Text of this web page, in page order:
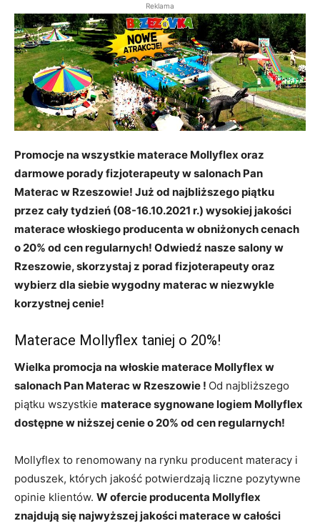
Reklama
Promocje na wszystkie materace Mollyflex oraz
darmowe porady fizjoterapeuty w salonach Pan
Materac w Rzeszowie! Już od najbliższego piątku
przez cały tydzień (08-16.10.2021 r.) wysokiej jakości
materace włoskiego producenta w obniżonych cenach
o 20% od cen regularnych! Odwiedź nasze salony w
Rzeszowie, skorzystaj z porad fizjoterapeuty oraz
wybierz dla siebie wygodny materac w niezwykle
korzystnej cenie!
Materace Mollyflex taniej o 20%!
Wielka promocja na włoskie materace Mollyflex w
salonach Pan Materac w Rzeszowie ! Od najbliższego
piątku wszystkie materace sygnowane logiem Mollyflex
dostępne w niższej cenie o 20% od cen regularnych!
Mollyflex to renomowany na rynku producent materacy i
poduszek, których jakość potwierdzają liczne pozytywne
opinie klientów. W ofercie producenta Mollyflex
znajdują się najwyższej jakości materace w całości